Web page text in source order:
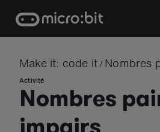
content
Make it: code it / Nombres
Activité
Nombres